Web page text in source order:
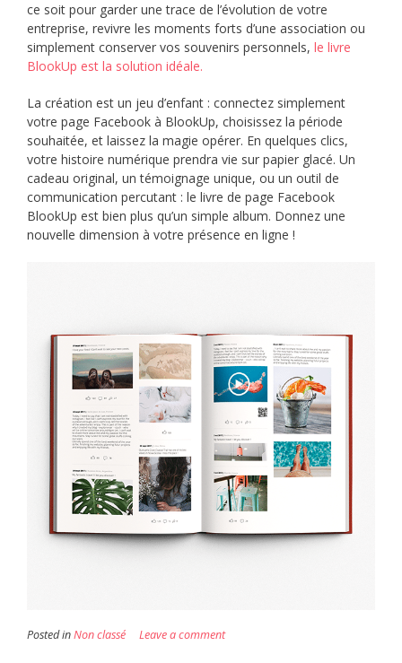
ce soit pour garder une trace de l’évolution de votre
entreprise, revivre les moments forts d’une association ou
simplement conserver vos souvenirs personnels, le livre
BlookUp est la solution idéale.
La création est un jeu d’enfant : connectez simplement
votre page Facebook à BlookUp, choisissez la période
souhaitée, et laissez la magie opérer. En quelques clics,
votre histoire numérique prendra vie sur papier glacé. Un
cadeau original, un témoignage unique, ou un outil de
communication percutant : le livre de page Facebook
BlookUp est bien plus qu’un simple album. Donnez une
nouvelle dimension à votre présence en ligne !
Posted inNon classé Leave a comment